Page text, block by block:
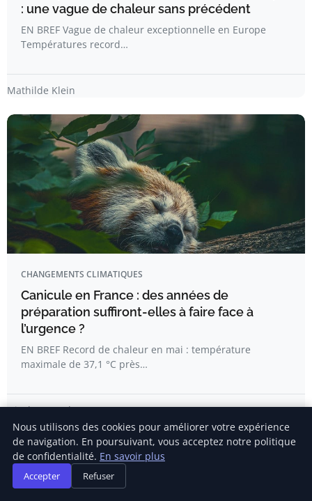
: une vague de chaleur sans précédent
EN BREF Vague de chaleur exceptionnelle en Europe
Températures record…
Mathilde Klein
CHANGEMENTS CLIMATIQUES
Canicule en France : des années de
préparation suffiront-elles à faire face à
l’urgence ?
EN BREF Record de chaleur en mai : température
maximale de 37,1 °C près…
Nicolas Morel
Nous utilisons des cookies pour améliorer votre expérience
de navigation. En poursuivant, vous acceptez notre politique
de confidentialité. En savoir plus
Accepter Refuser